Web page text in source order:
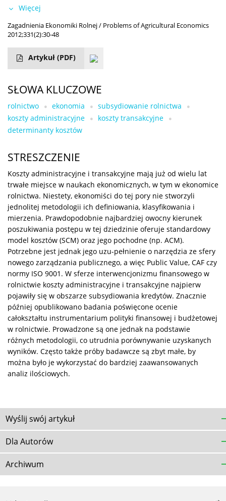
Więcej
Zagadnienia Ekonomiki Rolnej / Problems of Agricultural Economics
2012;331(2):30-48
Artykuł (PDF)
SŁOWA KLUCZOWE
rolnictwo ekonomia
subsydiowanie rolnictwa
koszty administracyjne
koszty transakcyjne
determinanty kosztów
STRESZCZENIE
Koszty administracyjne i transakcyjne mają już od wielu lat
trwałe miejsce w naukach ekonomicznych, w tym w ekonomice
rolnictwa. Niestety, ekonomiści do tej pory nie stworzyli
jednolitej metodologii ich definiowania, klasyfikowania i
mierzenia. Prawdopodobnie najbardziej owocny kierunek
poszukiwania postępu w tej dziedzinie oferuje standardowy
model kosztów (SCM) oraz jego pochodne (np. ACM).
Potrzebne jest jednak jego uzu-pełnienie o narzędzia ze sfery
nowego zarządzania publicznego, a więc Public Value, CAF czy
normy ISO 9001. W sferze interwencjonizmu finansowego w
rolnictwie koszty administracyjne i transakcyjne najpierw
pojawiły się w obszarze subsydiowania kredytów. Znacznie
później opublikowano badania poświęcone ocenie
całokształtu instrumentarium polityki finansowej i budżetowej
w rolnictwie. Prowadzone są one jednak na podstawie
różnych metodologii, co utrudnia porównywanie uzyskanych
wyników. Często także próby badawcze są zbyt małe, by
można było je wykorzystać do bardziej zaawansowanych
analiz ilościowych.
Wyślij swój artykuł
Dla Autorów
Archiwum